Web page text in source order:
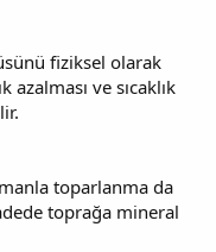
fiziksel olarak
azalması ve sıcaklık
toparlanma da
toprağa mineral